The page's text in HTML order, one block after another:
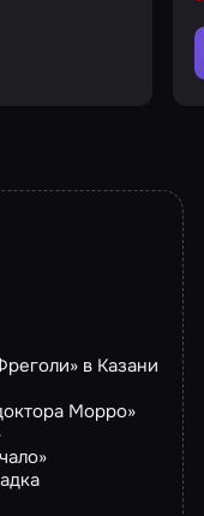
в Казани
Морро»